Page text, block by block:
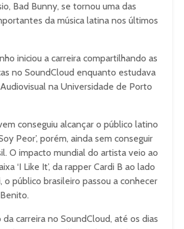
Bad Bunny, se tornou uma das
da música latina nos últimos
iniciou a carreira compartilhando as
no SoundCloud enquanto estudava
na Universidade de Porto
conseguiu alcançar o público latino
Peor’, porém, ainda sem conseguir
O impacto mundial do artista veio ao
‘I Like It’, da rapper Cardi B ao lado
o público brasileiro passou a conhecer
carreira no SoundCloud, até os dias